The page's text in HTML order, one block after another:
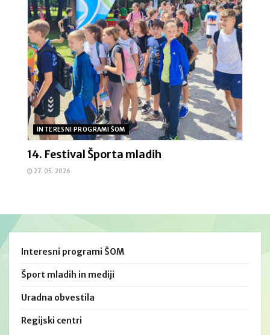
INTERESNI PROGRAMI ŠOM
14. Festival Športa mladih
27. 05. 2026
Interesni programi ŠOM
Šport mladih in mediji
Uradna obvestila
Regijski centri